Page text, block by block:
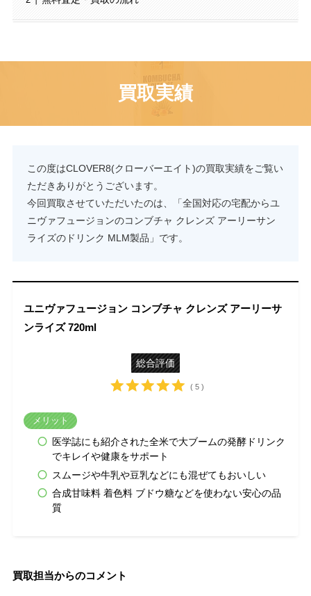
買取実績
この度はCLOVER8(クローバーエイト)の買取実績をご覧い
ただきありがとうございます。
今回買取させていただいたのは、「全国対応の宅配からユ
ニヴァフュージョンのコンブチャ クレンズ アーリーサン
ライズのドリンク MLM製品」です。
ユニヴァフュージョン コンブチャ クレンズ アーリーサ
ンライズ 720ml
総合評価
( 5 )
メリット
医学誌にも紹介された全米で大ブームの発酵ドリンク
でキレイや健康をサポート
スムージや牛乳や豆乳などにも混ぜてもおいしい
合成甘味料 着色料 ブドウ糖などを使わない安心の品
質
買取担当からのコメント